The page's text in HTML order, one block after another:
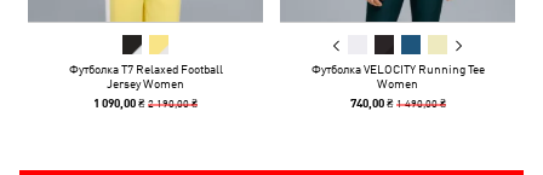
Футболка T7 Relaxed Football
Jersey Women
1 090,00 ₴2 190,00 ₴
Футболка VELOCITY Running Tee
Women
740,00 ₴ 1 490,00 ₴